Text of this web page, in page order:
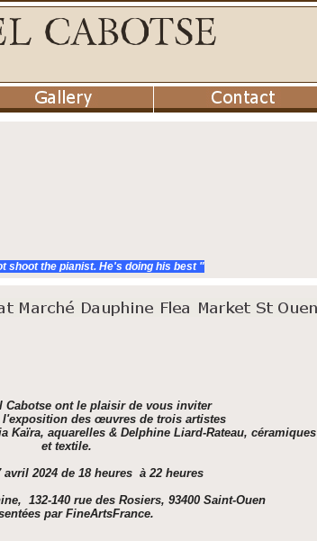
shoot the pianist. He's doing his best "
Cabotse ont le plaisir de vous inviter
l'exposition des œuvres de trois artistes
Kaïra, aquarelles & Delphine Liard-Rateau, céramiques
et textile.
avril 2024 de 18 heures à 22 heures
132-140 rue des Rosiers, 93400 Saint-Ouen
par FineArtsFrance.